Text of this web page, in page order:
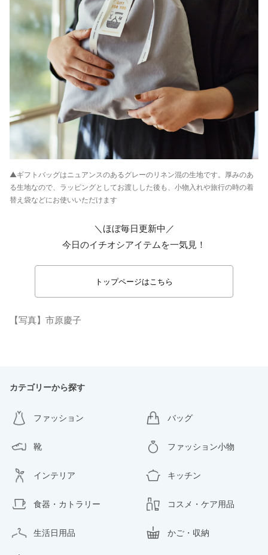
▲ギフトバッグはニュアンスのあるグレーのリネン混の生地です。厚みのあ
る生地なので、ラッピングとしてお渡しした後も、小物入れや旅行の時の着
替え袋などにお使いいただけます
＼ほぼ毎日更新中／
今日のイチオシアイテムを一気見！
トップページはこちら
【写真】市原慶子
カテゴリーから探す
ファッション バッグ
靴 ファッション小物
インテリア キッチン
食器・カトラリー コスメ・ケア用品
生活日用品 かご・収納